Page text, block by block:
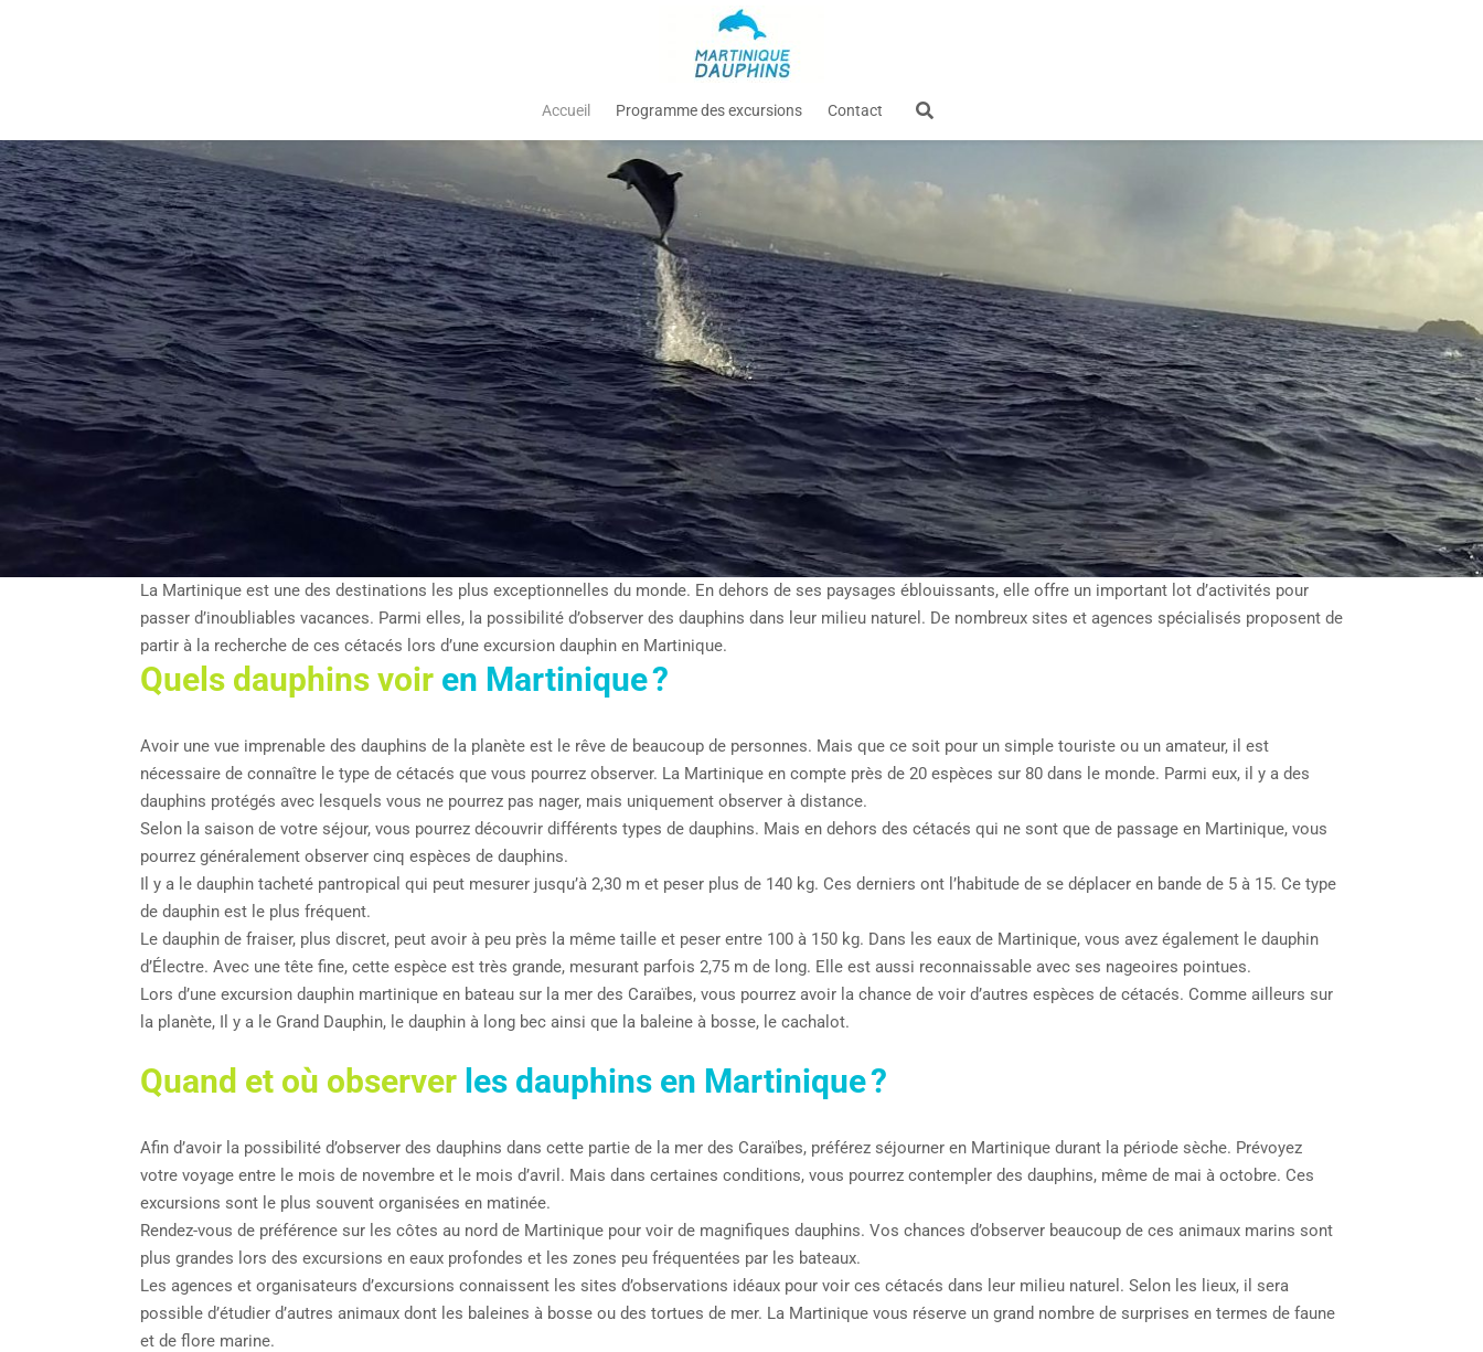
Accueil Programme des excursions Contact
La Martinique est une des destinations les plus exceptionnelles du monde. En dehors de ses paysages éblouissants, elle offre un important lot d’activités pour
passer d’inoubliables vacances. Parmi elles, la possibilité d’observer des dauphins dans leur milieu naturel. De nombreux sites et agences spécialisés proposent de
partir à la recherche de ces cétacés lors d’une excursion dauphin en Martinique.
Quels dauphins voir en Martinique ?
Avoir une vue imprenable des dauphins de la planète est le rêve de beaucoup de personnes. Mais que ce soit pour un simple touriste ou un amateur, il est
nécessaire de connaître le type de cétacés que vous pourrez observer. La Martinique en compte près de 20 espèces sur 80 dans le monde. Parmi eux, il y a des
dauphins protégés avec lesquels vous ne pourrez pas nager, mais uniquement observer à distance.
Selon la saison de votre séjour, vous pourrez découvrir différents types de dauphins. Mais en dehors des cétacés qui ne sont que de passage en Martinique, vous
pourrez généralement observer cinq espèces de dauphins.
Il y a le dauphin tacheté pantropical qui peut mesurer jusqu’à 2,30 m et peser plus de 140 kg. Ces derniers ont l’habitude de se déplacer en bande de 5 à 15. Ce type
de dauphin est le plus fréquent.
Le dauphin de fraiser, plus discret, peut avoir à peu près la même taille et peser entre 100 à 150 kg. Dans les eaux de Martinique, vous avez également le dauphin
d’Électre. Avec une tête fine, cette espèce est très grande, mesurant parfois 2,75 m de long. Elle est aussi reconnaissable avec ses nageoires pointues.
Lors d’une excursion dauphin martinique en bateau sur la mer des Caraïbes, vous pourrez avoir la chance de voir d’autres espèces de cétacés. Comme ailleurs sur
la planète, Il y a le Grand Dauphin, le dauphin à long bec ainsi que la baleine à bosse, le cachalot.
Quand et où observer les dauphins en Martinique ?
Afin d’avoir la possibilité d’observer des dauphins dans cette partie de la mer des Caraïbes, préférez séjourner en Martinique durant la période sèche. Prévoyez
votre voyage entre le mois de novembre et le mois d’avril. Mais dans certaines conditions, vous pourrez contempler des dauphins, même de mai à octobre. Ces
excursions sont le plus souvent organisées en matinée.
Rendez-vous de préférence sur les côtes au nord de Martinique pour voir de magnifiques dauphins. Vos chances d’observer beaucoup de ces animaux marins sont
plus grandes lors des excursions en eaux profondes et les zones peu fréquentées par les bateaux.
Les agences et organisateurs d’excursions connaissent les sites d’observations idéaux pour voir ces cétacés dans leur milieu naturel. Selon les lieux, il sera
possible d’étudier d’autres animaux dont les baleines à bosse ou des tortues de mer. La Martinique vous réserve un grand nombre de surprises en termes de faune
et de flore marine.